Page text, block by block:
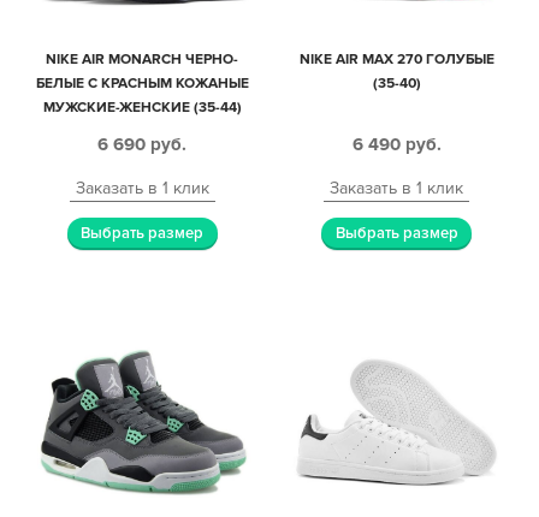
NIKE AIR MONARCH ЧЕРНО-
БЕЛЫЕ С КРАСНЫМ КОЖАНЫЕ
МУЖСКИЕ-ЖЕНСКИЕ (35-44)
6 690 руб.
Заказать в 1 клик
Выбрать размер
NIKE AIR MAX 270 ГОЛУБЫЕ
(35-40)
6 490 руб.
Заказать в 1 клик
Выбрать размер